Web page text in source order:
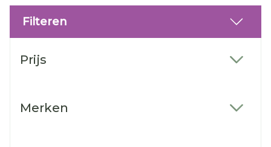
Filteren
Prijs
Merken